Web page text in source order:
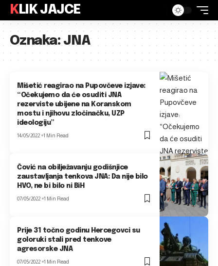
KLIK JAJCE
Oznaka:JNA
Mišetić reagirao na Pupovčeve izjave:
“Očekujemo da će osuditi JNA
rezerviste ubijene na Koranskom
mostu i njihovu zločinačku, UZP
ideologiju”
14/05/2022 1 Min Read
Čović na obilježavanju godišnjice
zaustavljanja tenkova JNA: Da nije bilo
HVO, ne bi bilo ni BiH
07/05/2022 1 Min Read
Prije 31 točno godinu Hercegovci su
goloruki stali pred tenkove
agresorske JNA
07/05/2022 1 Min Read